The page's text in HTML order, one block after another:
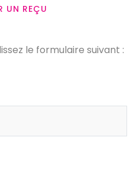
UN REÇU
le formulaire suivant :